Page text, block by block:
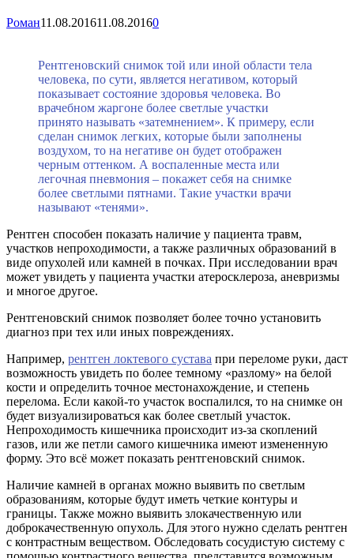
Роман11.08.201611.08.20160
Рентгеновский снимок той или иной области тела
человека, по сути, является негативом, который
показывает состояние здоровья человека. Во
врачебном жаргоне более светлые участки
принято называть «затемнением». К примеру, если
сделан снимок легких, которые были заполнены
воздухом, то на негативе он будет отображен
черным оттенком. А воспаленные места или
легочная пневмония – покажет себя на снимке
более светлыми пятнами. Такие участки врачи
называют «тенями».
Рентген способен показать наличие у пациента травм,
участков непроходимости, а также различных образований в
виде опухолей или камней в почках. При исследовании врач
может увидеть у пациента участки атеросклероза, аневризмы
и многое другое.
Рентгеновский снимок позволяет более точно установить
диагноз при тех или иных повреждениях.
Например, рентген локтевого сустава при переломе руки, даст
возможность увидеть по более темному «разлому» на белой
кости и определить точное местонахождение, и степень
перелома. Если какой-то участок воспалился, то на снимке он
будет визуализироваться как более светлый участок.
Непроходимость кишечника происходит из-за скоплений
газов, или же петли самого кишечника имеют измененную
форму. Это всё может показать рентгеновский снимок.
Наличие камней в органах можно выявить по светлым
образованиям, которые будут иметь четкие контуры и
границы. Также можно выявить злокачественную или
доброкачественную опухоль. Для этого нужно сделать рентген
с контрастным веществом. Обследовать сосудистую систему с